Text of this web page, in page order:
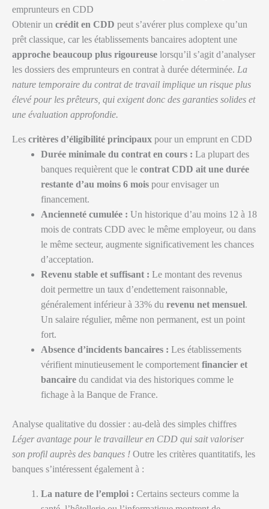
emprunteurs en CDD
Obtenir un crédit en CDD peut s’avérer plus complexe qu’un
prêt classique, car les établissements bancaires adoptent une
approche beaucoup plus rigoureuse lorsqu’il s’agit d’analyser
les dossiers des emprunteurs en contrat à durée déterminée. La
nature temporaire du contrat de travail implique un risque plus
élevé pour les prêteurs, qui exigent donc des garanties solides et
une évaluation approfondie.
Les critères d’éligibilité principaux pour un emprunt en CDD
Durée minimale du contrat en cours : La plupart des
banques requièrent que le contrat CDD ait une durée
restante d’au moins 6 mois pour envisager un
financement.
Ancienneté cumulée : Un historique d’au moins 12 à 18
mois de contrats CDD avec le même employeur, ou dans
le même secteur, augmente significativement les chances
d’acceptation.
Revenu stable et suffisant : Le montant des revenus
doit permettre un taux d’endettement raisonnable,
généralement inférieur à 33% du revenu net mensuel.
Un salaire régulier, même non permanent, est un point
fort.
Absence d’incidents bancaires : Les établissements
vérifient minutieusement le comportement financier et
bancaire du candidat via des historiques comme le
fichage à la Banque de France.
Analyse qualitative du dossier : au-delà des simples chiffres
Léger avantage pour le travailleur en CDD qui sait valoriser
son profil auprès des banques ! Outre les critères quantitatifs, les
banques s’intéressent également à :
La nature de l’emploi : Certains secteurs comme la